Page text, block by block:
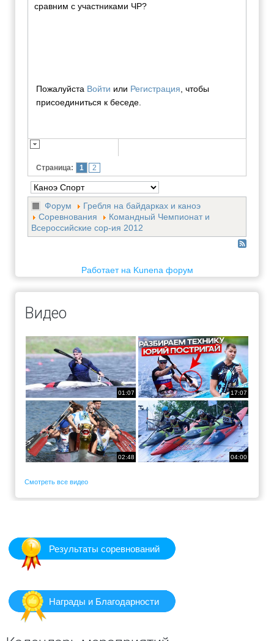
сравним с участниками ЧР?
Пожалуйста Войти или Регистрация, чтобы
присоединиться к беседе.
Страница: 1 2
Форум
Гребля на байдарках и каноэ
Соревнования
Командный Чемпионат и
Всероссийские сор-ия 2012
Работает на Kunena форум
Видео
01:07 17:07
02:48 04:00
Смотреть все видео
Результаты соревнований
Награды и Благодарности